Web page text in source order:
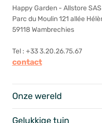
Happy Garden - Allstore SAS
Parc du Moulin 121 allée
59118 Wambrechies
Tel : +33 3.20.26.75.67
contact
Onze wereld
Gelukkige tuin